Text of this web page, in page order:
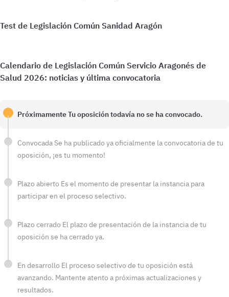
PróximamenteTu oposición todavía no se ha convocado.
Convocada Se ha publicado ya oficialmente la convocatoria de tu
oposición, ¡es tu momento!
Plazo abierto Es el momento de presentar la instancia para
participar en el proceso selectivo.
Plazo cerrado El plazo de presentación de la instancia de tu
oposición se ha cerrado ya.
En desarrollo El proceso selectivo de tu oposición está
avanzando. Mantente atento a próximas actualizaciones y
resultados.